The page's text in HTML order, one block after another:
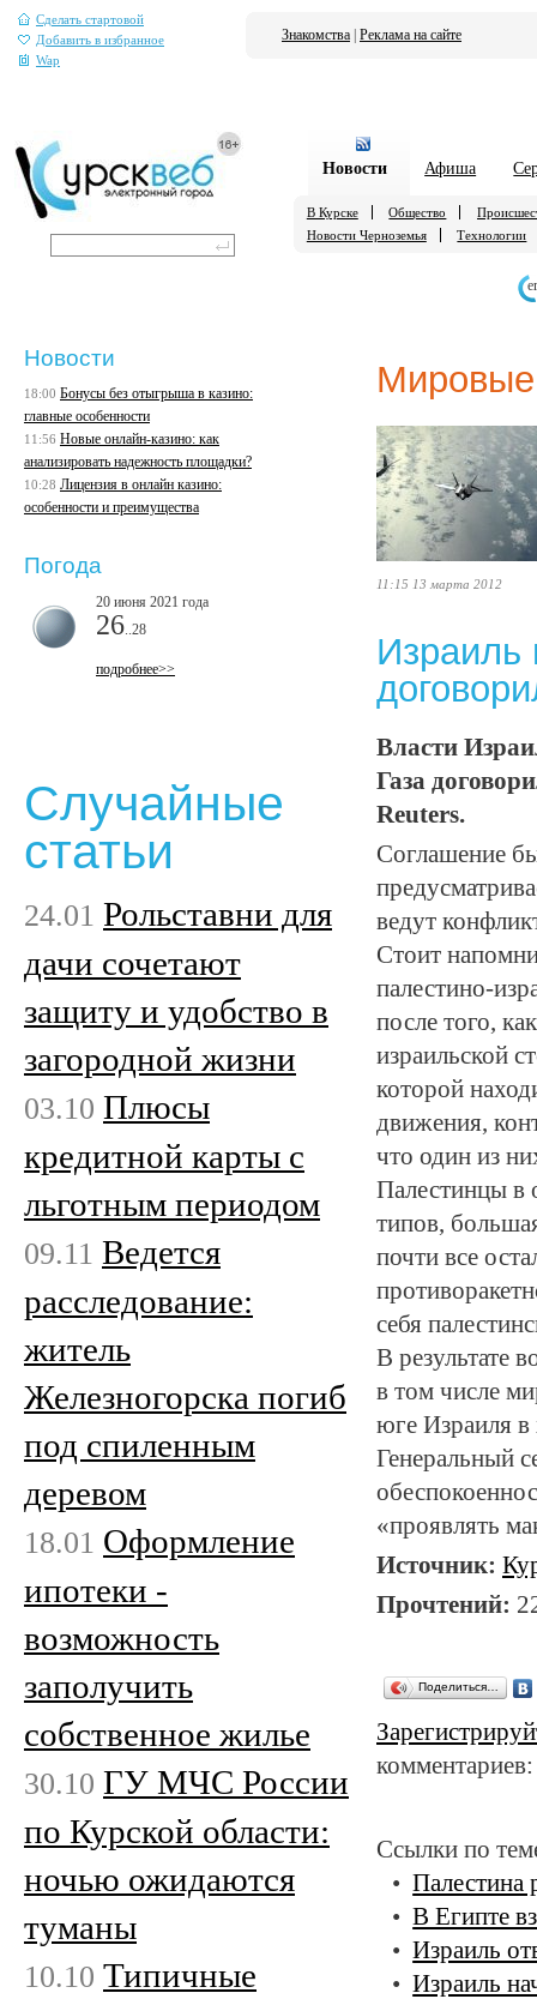
Сделать стартовой
Добавить в избранное
Wap
Знакомства Реклама на сайте
Новости Афиша
В Курске Общество
Новости Черноземья
Технологии
Мировые
11:15 13 марта 2012
Израиль
Власти
Газа
Reuters.
Соглашение
ведут
Стоит
палестино-
после того,
израильской
которой
движения,
что один из
Палестинцы в
типов,
почти все
себя
В результате
в том числе
юге Израиля в
Генеральный
«проявлять
Источник:
Прочтений:
Поделиться…
Ссылки по
Палестина
В Египте
Израиль
Израиль
Новости
18:00 Бонусы без отыгрыша в казино:
главные особенности
11:56 Новые онлайн-казино: как
анализировать надежность площадки?
10:28 Лицензия в онлайн казино:
особенности и преимущества
Погода
20 июня 2021 года
26 ..28
подробнее>>
Случайные
статьи
24.01 Рольставни для
дачи сочетают
защиту и удобство в
загородной жизни
03.10 Плюсы
кредитной карты с
льготным периодом
09.11 Ведется
расследование:
житель
Железногорска погиб
под спиленным
деревом
18.01 Оформление
ипотеки -
возможность
заполучить
собственное жилье
30.10 ГУ МЧС России
по Курской области:
ночью ожидаются
туманы
10.10 Типичные